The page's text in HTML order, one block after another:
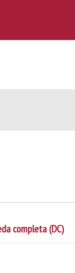
completa (DC)